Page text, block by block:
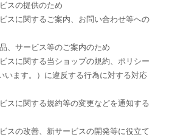
スの提供のため
スに関するご案内、お問い合わせ等への
、サービス等のご案内のため
スに関する当ショップの規約、ポリシー
います。）に違反する行為に対する対応
スに関する規約等の変更などを通知する
スの改善、新サービスの開発等に役立て